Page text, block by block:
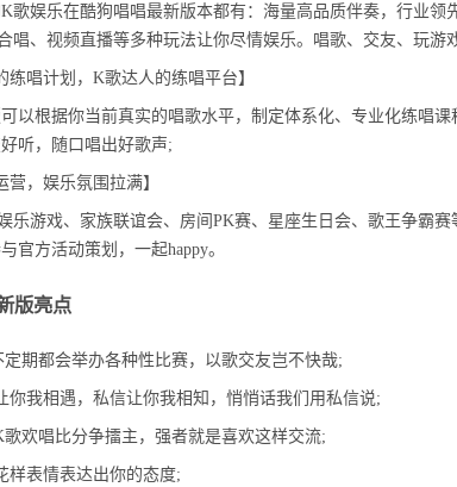
歌娱乐在酷狗唱唱最新版本都有：海量高品质伴奏，行业领
唱、视频直播等多种玩法让你尽情娱乐。唱歌、交友、玩游
练唱计划，K歌达人的练唱平台】
以根据你当前真实的唱歌水平，制定体系化、专业化练唱
听，随口唱出好歌声;
营，娱乐氛围拉满】
乐游戏、家族联谊会、房间PK赛、星座生日会、歌王争霸
官方活动策划，一起happy。
版亮点
定期都会举办各种性比赛，以歌交友岂不快哉;
你我相遇，私信让你我相知，悄悄话我们用私信说;
欢唱比分争擂主，强者就是喜欢这样交流;
样表情表达出你的态度;